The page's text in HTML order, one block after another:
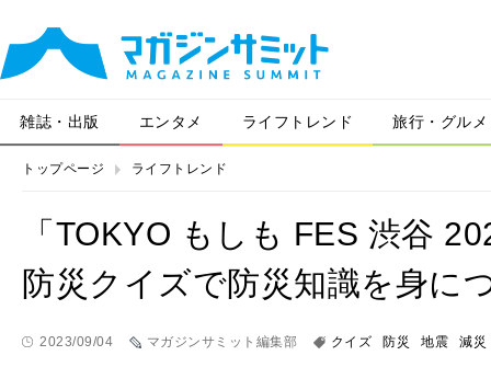
雑誌・出版 エンタメ ライフトレンド 旅行・グルメ
トップページ ライフトレンド
「TOKYO もしも FES 渋谷
防災クイズで防災知識を身に
2023/09/04 マガジンサミット編集部 クイズ 防災 地震 減災